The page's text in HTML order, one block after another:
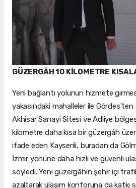
GÜZERGÂH 10 KİLOMETRE
Yeni bağlantı yolunun hizmete
yakasındaki mahalleler ile
Akhisar Sanayi Sitesi ve Adliye
kilometre daha kısa bir güzergâh
ifade eden Kayserili, buradan da
İzmir yönüne daha hızlı ve güvenli
söyledi. Yeni güzergâhın şehir içi
azaltarak ulaşım konforuna da katkı